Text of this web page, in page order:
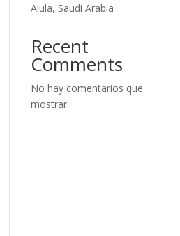
Alula, Saudi Arabia
Recent
Comments
No hay comentarios que
mostrar.